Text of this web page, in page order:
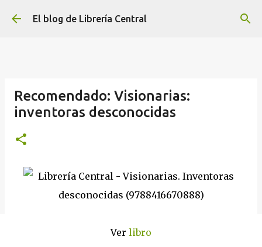
Ir al contenido principal
El blog de Librería Central
Recomendado: Visionarias:
inventoras desconocidas
Ver libro